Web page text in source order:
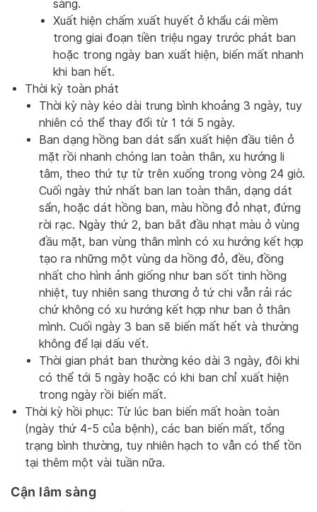
sàng.
Xuất hiện chấm xuất huyết ở khẩu cái mềm
trong giai đoạn tiền triệu ngay trước phát ban
hoặc trong ngày ban xuất hiện, biến mất nhanh
khi ban hết.
Thời kỳ toàn phát
Thời kỳ này kéo dài trung bình khoảng 3 ngày, tuy
nhiên có thể thay đổi từ 1 tới 5 ngày.
Ban dạng hồng ban dát sẩn xuất hiện đầu tiên ở
mặt rồi nhanh chóng lan toàn thân, xu hướng li
tâm, theo thứ tự từ trên xuống trong vòng 24 giờ.
Cuối ngày thứ nhất ban lan toàn thân, dạng dát
sẩn, hoặc dát hồng ban, màu hồng đỏ nhạt, đứng
rời rạc. Ngày thứ 2, ban bắt đầu nhạt màu ở vùng
đầu mặt, ban vùng thân mình có xu hướng kết hợp
tạo ra những một vùng da hồng đỏ, đều, đồng
nhất cho hình ảnh giống như ban sốt tinh hồng
nhiệt, tuy nhiên sang thương ở tứ chi vẫn rải rác
chứ không có xu hướng kết hợp như ban ở thân
mình. Cuối ngày 3 ban sẽ biến mất hết và thường
không để lại dấu vết.
Thời gian phát ban thường kéo dài 3 ngày, đôi khi
có thể tới 5 ngày hoặc có khi ban chỉ xuất hiện
trong ngày rồi biến mất.
Thời kỳ hồi phục: Từ lúc ban biến mất hoàn toàn
(ngày thứ 4-5 của bệnh), các ban biến mất, tổng
trạng bình thường, tuy nhiên hạch to vẫn có thể tồn
tại thêm một vài tuần nữa.
Cận lâm sàng